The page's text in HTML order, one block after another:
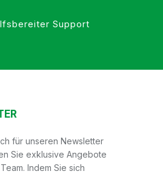
Support
für unseren Newsletter
Sie exklusive Angebote
Indem Sie sich